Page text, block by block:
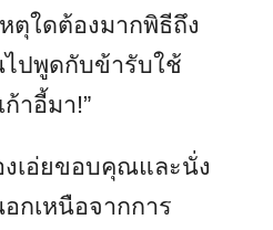
ตุใดต้องมากพิธีถึง
ไปพูดกับข้ารับใช้
ก้าอี้มา!”
เอ่ยขอบคุณและนั่ง
กเหนือจากการ